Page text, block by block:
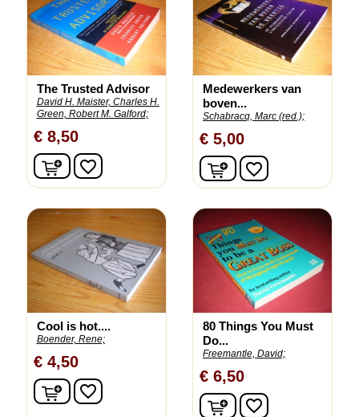
The Trusted Advisor
David H. Maister, Charles H.
Green, Robert M. Galford;
€ 8,50
In winkelwagen
favorite_border
Medewerkers van
boven...
Schabracq, Marc (red.);
€ 5,00
In winkelwagen
favorite_border
Cool is hot....
Boender, Rene;
€ 4,50
In winkelwagen
favorite_border
80 Things You Must
Do...
Freemantle, David;
€ 6,50
In winkelwagen
favorite_border